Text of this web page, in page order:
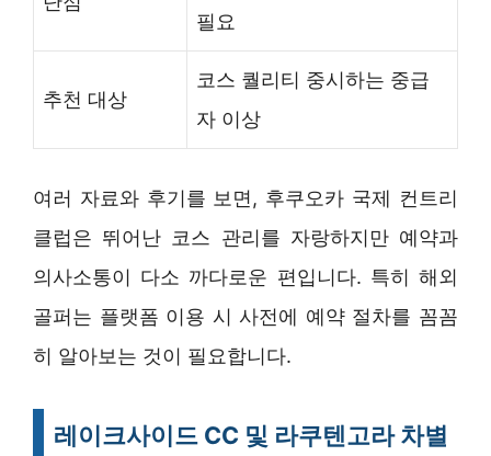
필요
추천 대상
코스 퀄리티 중시하는 중급
자 이상
여러 자료와 후기를 보면, 후쿠오카 국제 컨트리
클럽은 뛰어난 코스 관리를 자랑하지만 예약과
의사소통이 다소 까다로운 편입니다. 특히 해외
골퍼는 플랫폼 이용 시 사전에 예약 절차를 꼼꼼
히 알아보는 것이 필요합니다.
레이크사이드 CC 및 라쿠텐고라 차별